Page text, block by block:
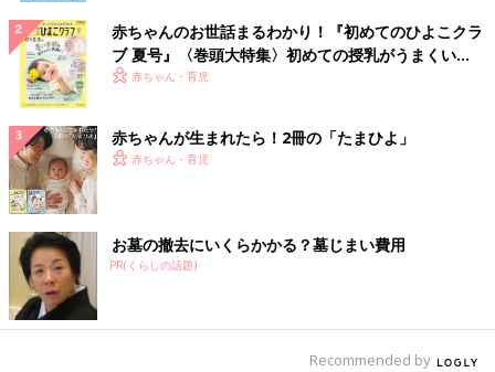
赤ちゃんのお世話まるわかり！『初めてのひよこクラ
ブ 夏号』〈巻頭大特集〉初めての授乳がうまくい
く！ おっぱい・ミルクの基本と夏のトラブル 解決テ
赤ちゃん・育児
赤ちゃんが生まれたら！2冊の「たまひよ」
赤ちゃん・育児
お墓の撤去にいくらかかる？墓じまい費用
PR(くらしの話題)
Recommended by